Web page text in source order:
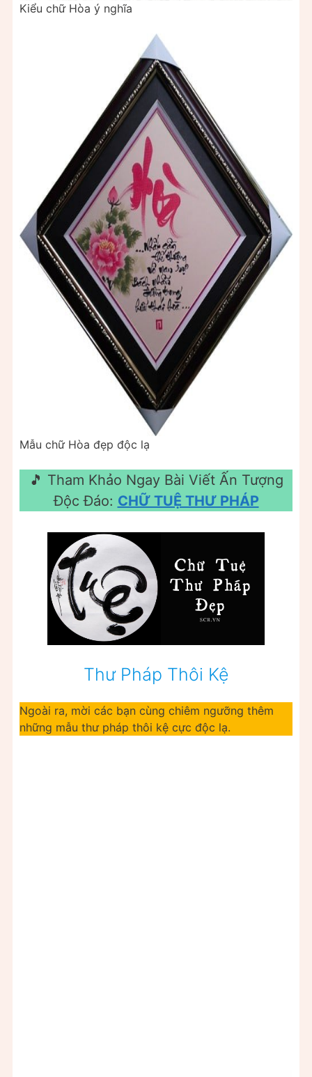
Kiểu chữ Hòa ý nghĩa
Mẫu chữ Hòa đẹp độc lạ
🎵 Tham Khảo Ngay Bài Viết Ấn Tượng
Độc Đáo: CHỮ TUỆ THƯ PHÁP
Thư Pháp Thôi Kệ
Ngoài ra, mời các bạn cùng chiêm ngưỡng thêm
những mẫu thư pháp thôi kệ cực độc lạ.